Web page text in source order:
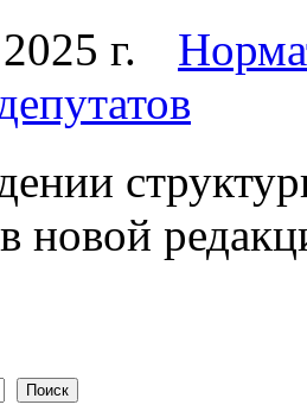
г.
новой
Поиск